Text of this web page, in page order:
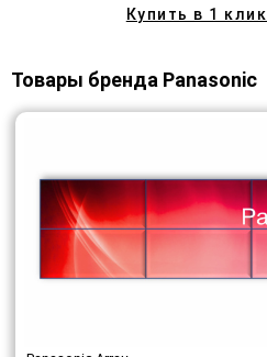
Купить в 1 клик
Товары бренда Panasonic